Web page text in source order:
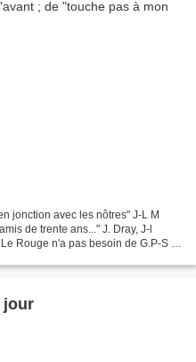
jonction avec les nôtres" J-L M
de trente ans..." J. Dray, J-l
Rouge n'a pas besoin de G.P-S ;
jour